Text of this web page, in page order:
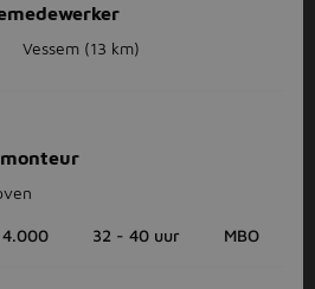
Vessem (13 km)
32 - 40 uur MBO